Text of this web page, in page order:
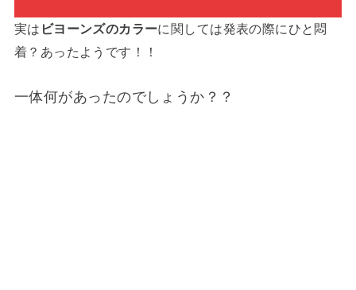
実は ビヨーンズのカラーに関しては発表の際にひと悶
着？あったようです！！
一体何があったのでしょうか？？